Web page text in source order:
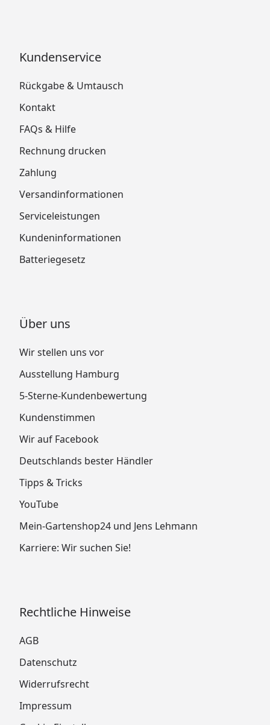
Kundenservice
Rückgabe & Umtausch
Kontakt
FAQs & Hilfe
Rechnung drucken
Zahlung
Versandinformationen
Serviceleistungen
Kundeninformationen
Batteriegesetz
Über uns
Wir stellen uns vor
Ausstellung Hamburg
5-Sterne-Kundenbewertung
Kundenstimmen
Wir auf Facebook
Deutschlands bester Händler
Tipps & Tricks
YouTube
Mein-Gartenshop24 und Jens Lehmann
Karriere: Wir suchen Sie!
Rechtliche Hinweise
AGB
Datenschutz
Widerrufsrecht
Impressum